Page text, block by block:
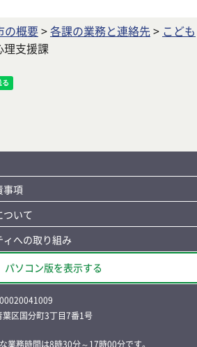
の概要>各課の業務と連絡先> こども
理支援課
事項
ついて
への取り組み
パソコン版を表示する
区国分町3丁目7番1号
業務時間は8時30分～17時00分です。